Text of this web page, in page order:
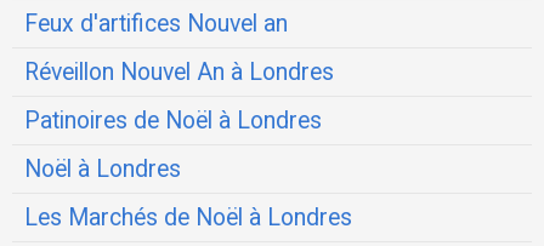
Feux d'artifices Nouvel an
Réveillon Nouvel An à Londres
Patinoires de Noël à Londres
Noël à Londres
Les Marchés de Noël à Londres